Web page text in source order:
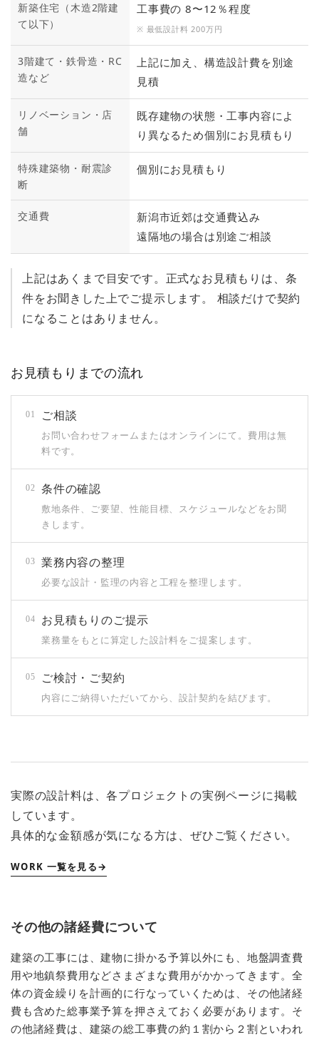
新築住宅（木造2階建
て以下）
工事費の 8〜12％程度
※ 最低設計料 200万円
3階建て・鉄骨造・RC
造など
上記に加え、構造設計費を別途
見積
リノベーション・店
舗
既存建物の状態・工事内容によ
り異なるため個別にお見積もり
特殊建築物・耐震診
断
個別にお見積もり
交通費
新潟市近郊は交通費込み
遠隔地の場合は別途ご相談
上記はあくまで目安です。正式なお見積もりは、条
件をお聞きした上でご提示します。 相談だけで契約
になることはありません。
お見積もりまでの流れ
01 ご相談
お問い合わせフォームまたはオンラインにて。費用は無
料です。
02 条件の確認
敷地条件、ご要望、性能目標、スケジュールなどをお聞
きします。
03 業務内容の整理
必要な設計・監理の内容と工程を整理します。
04 お見積もりのご提示
業務量をもとに算定した設計料をご提案します。
05 ご検討・ご契約
内容にご納得いただいてから、設計契約を結びます。
実際の設計料は、各プロジェクトの実例ページに掲載
しています。
具体的な金額感が気になる方は、ぜひご覧ください。
WORK 一覧を見る
その他の諸経費について
建築の工事には、建物に掛かる予算以外にも、地盤調査費
用や地鎮祭費用などさまざまな費用がかかってきます。全
体の資金繰りを計画的に行なっていくためは、その他諸経
費も含めた総事業予算を押さえておく必要があります。そ
の他諸経費は、建築の総工事費の約１割から２割といわれ